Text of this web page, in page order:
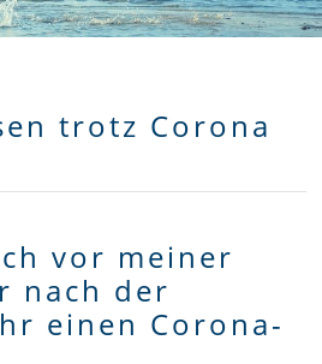
trotz Corona
vor meiner
nach der
einen Corona-